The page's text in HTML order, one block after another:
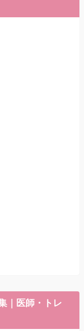
｜医師・トレ